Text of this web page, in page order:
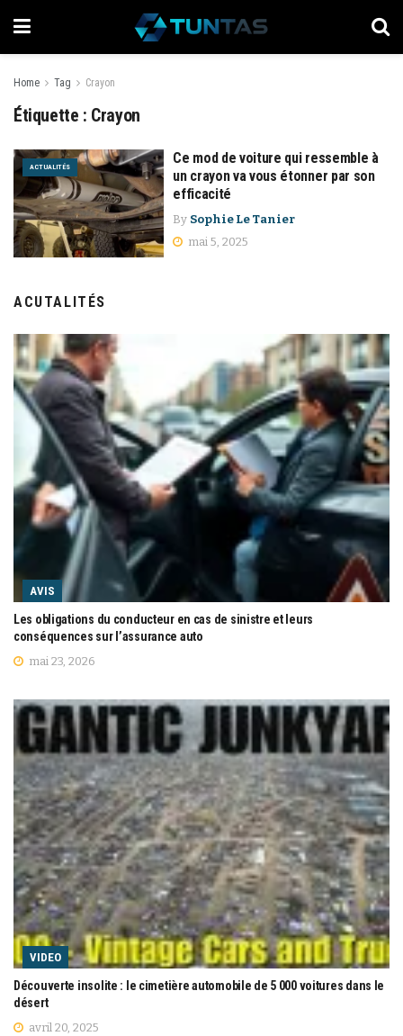
Home Tag Crayon
Étiquette : Crayon
ACTUALITÉS
Ce mod de voiture qui ressemble à
un crayon va vous étonner par son
efficacité
By Sophie Le Tanier
mai 5, 2025
ACUTALITÉS
AVIS
Les obligations du conducteur en cas de sinistre et leurs
conséquences sur l’assurance auto
mai 23, 2026
VIDEO
Découverte insolite : le cimetière automobile de 5 000 voitures dans le
désert
avril 20, 2025